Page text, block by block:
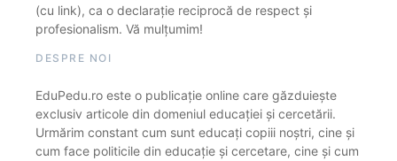
(cu link), ca o declarație reciprocă de respect și
profesionalism. Vă mulțumim!
DESPRE NOI
EduPedu.ro este o publicație online care găzduiește
exclusiv articole din domeniul educației și cercetării.
Urmărim constant cum sunt educați copiii noștri, cine și
cum face politicile din educație și cercetare, cine și cum